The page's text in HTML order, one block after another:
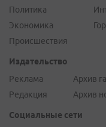
Политика
Экономика
Происшествия
Издательство
Реклама
Редакция
Архив
Архив
Социальные сети